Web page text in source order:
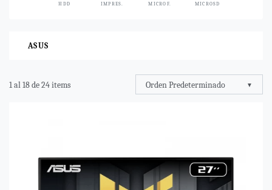
HDD IMPRES. MICROF. MICROSD
ASUS
1 al 18 de 24 items Orden Predeterminado